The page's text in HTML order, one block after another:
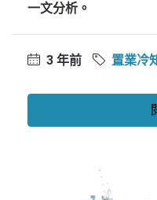
一文分析。
3 年前 置業冷